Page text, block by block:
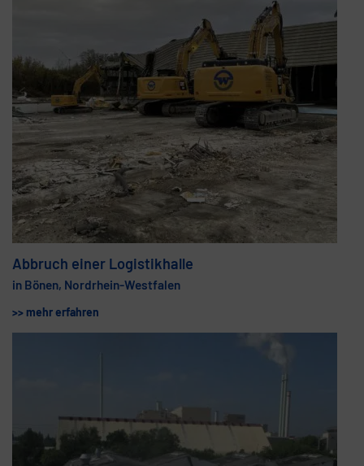
Abbruch einer Logistikhalle
in Bönen, Nordrhein-Westfalen
>> mehr erfahren